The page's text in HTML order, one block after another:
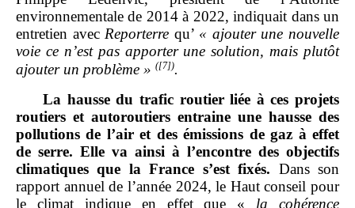
environnementale de 2014 à 2022, indiquait dans un
entretien avec Reporterre qu’ « ajouter une nouvelle
voie ce n’est pas apporter une solution, mais plutôt
ajouter un problème » ([7]).
La hausse du trafic routier liée à ces projets
routiers et autoroutiers entraine une hausse des
pollutions de l’air et des émissions de gaz à effet
de serre. Elle va ainsi à l’encontre des objectifs
climatiques que la France s’est fixés. Dans son
rapport annuel de l’année 2024, le Haut conseil pour
le climat indique en effet que « la cohérence